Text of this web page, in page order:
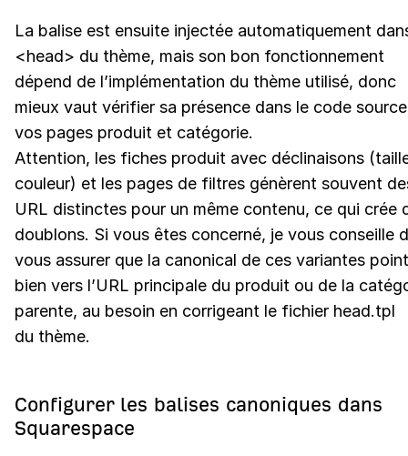
La balise est ensuite injectée automatiquement
<head> du thème, mais son bon fonctionnement
dépend de l’implémentation du thème utilisé, donc
mieux vaut vérifier sa présence dans le code
vos pages produit et catégorie.
Attention, les fiches produit avec déclinaisons
couleur) et les pages de filtres génèrent souvent
URL distinctes pour un même contenu, ce qui crée
doublons. Si vous êtes concerné, je vous conseille
vous assurer que la canonical de ces variantes
bien vers l’URL principale du produit ou de la
parente, au besoin en corrigeant le fichier head.tpl
du thème.
Configurer les balises canoniques dans
Squarespace